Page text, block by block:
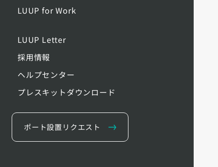
LUUP for Work
LUUP Letter
採用情報
ヘルプセンター
プレスキットダウンロード
ポート設置リクエスト